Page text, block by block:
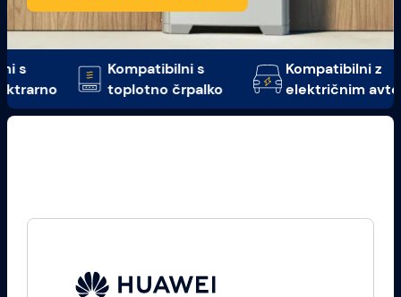
Kompatibilni s
toplotno črpalko
Kompatibilni z
električnim avtom